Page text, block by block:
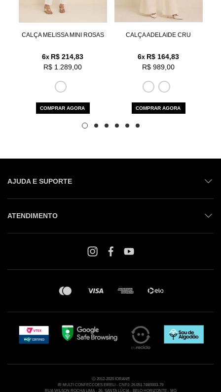
CALÇA MELISSA MINI ROSAS
6x R$ 214,83
R$ 1.289,00
COMPRAR AGORA
CALÇA ADELAIDE CRU
6x R$ 164,83
R$ 989,00
COMPRAR AGORA
AJUDA E SUPORTE
ATENDIMENTO
Whatsapp: (31) 97219-6604
Nossas Lojas
Ⓒ 2012-2020 IORANE
IR MULTI CONFECCOES EIRELI - CNPJ: 26.051.748/0003-79
RUA WILSON ROCHA LIMA - 26- SANTA LÚCIA - BELO HORIZONTE - MG